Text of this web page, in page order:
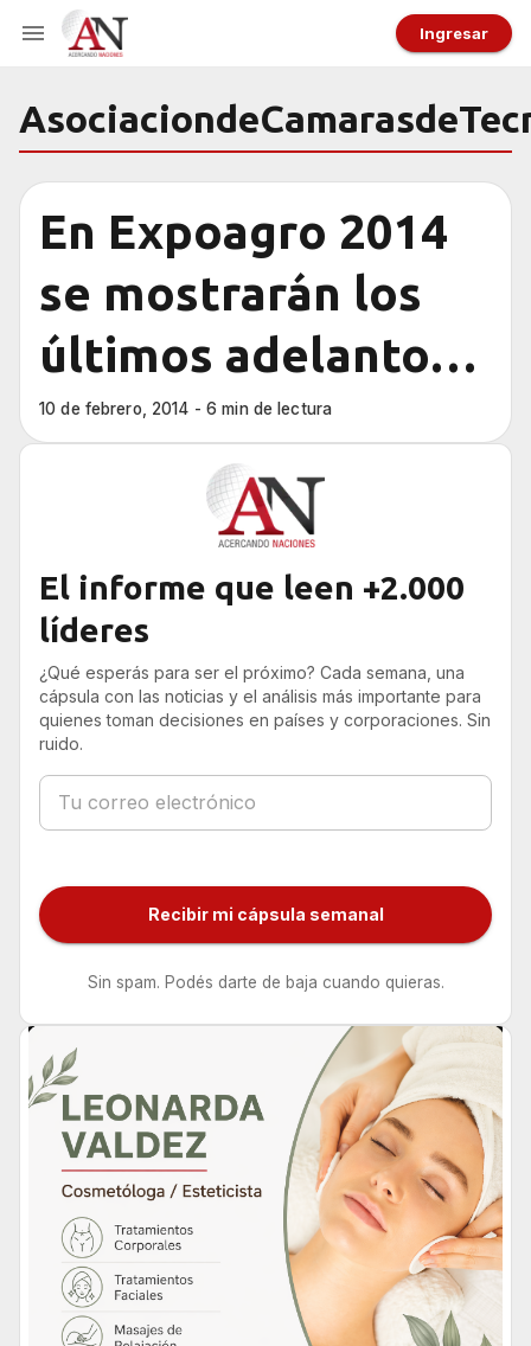
Ingresar
En Expoagro 2014
se mostrarán los
últimos adelantos
en tecnología
agropecuaria
10 de febrero, 2014 - 6 min de lectura
El informe que leen +2.000
líderes
¿Qué esperás para ser el próximo? Cada semana, una
cápsula con las noticias y el análisis más importante para
quienes toman decisiones en países y corporaciones. Sin
ruido.
Recibir mi cápsula semanal
Sin spam. Podés darte de baja cuando quieras.